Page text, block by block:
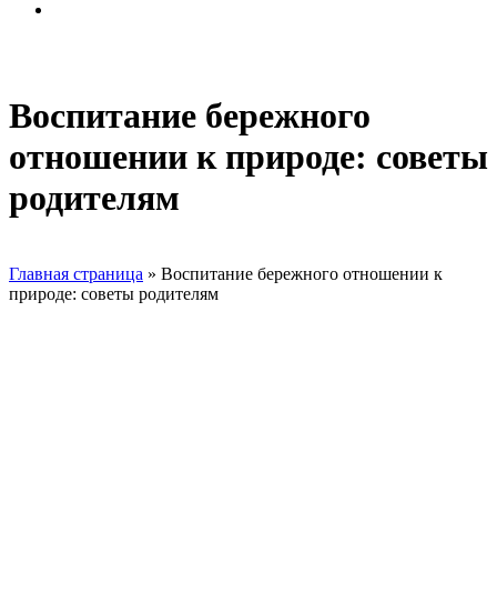
Воспитание бережного
отношении к природе: советы
родителям
Главная страница » Воспитание бережного отношении к
природе: советы родителям